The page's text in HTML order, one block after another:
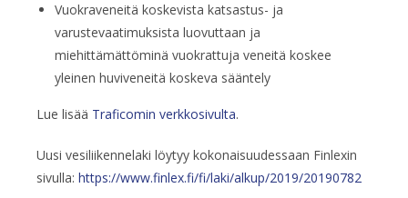
Vuokraveneitä koskevista katsastus- ja
varustevaatimuksista luovuttaan ja
miehittämättöminä vuokrattuja veneitä koskee
yleinen huviveneitä koskeva sääntely
Lue lisää Traficomin verkkosivulta.
Uusi vesiliikennelaki löytyy kokonaisuudessaan Finlexin
sivulla: https://www.finlex.fi/fi/laki/alkup/2019/20190782